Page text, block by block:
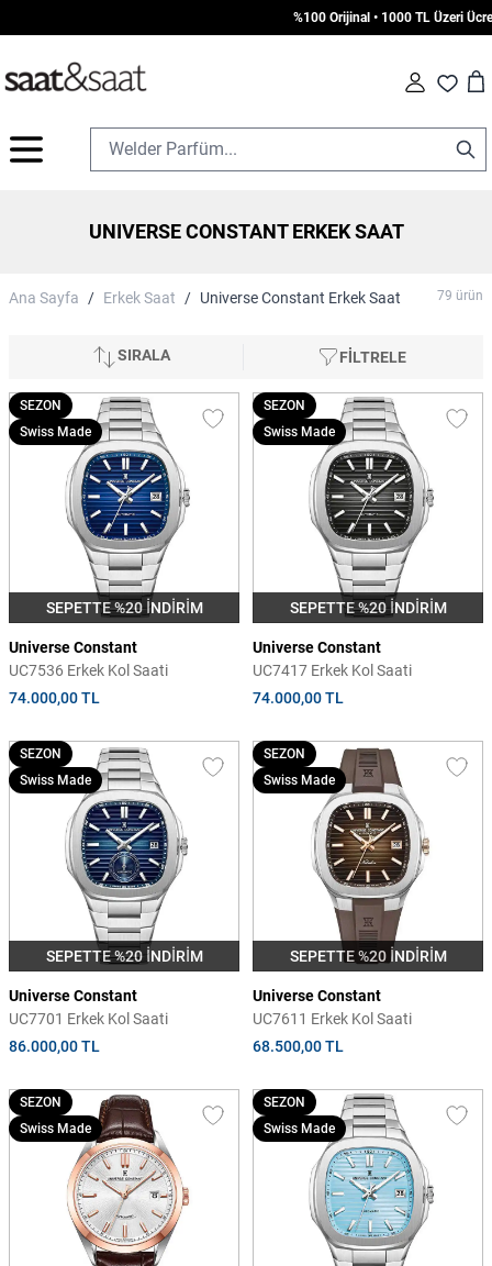
%100 Orijinal • 1000 TL Üzeri Ücretsiz Kargo •
Fav Cart
UNIVERSE CONSTANT ERKEK SAAT
Ana Sayfa / Erkek Saat / Universe Constant Erkek Saat 79 ürün
SIRALA FİLTRELE
SEPETTE %20 İNDİRİM
SEZON
Swiss Made
Universe Constant
UC7536 Erkek Kol Saati
74.000,00 TL
SEPETTE %20 İNDİRİM
SEZON
Swiss Made
Universe Constant
UC7417 Erkek Kol Saati
74.000,00 TL
SEPETTE %20 İNDİRİM
SEZON
Swiss Made
Universe Constant
UC7701 Erkek Kol Saati
86.000,00 TL
SEPETTE %20 İNDİRİM
SEZON
Swiss Made
Universe Constant
UC7611 Erkek Kol Saati
68.500,00 TL
SEZON
Swiss Made
SEZON
Swiss Made